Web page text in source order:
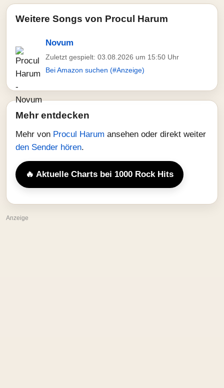
Weitere Songs von Procul Harum
Novum
Zuletzt gespielt: 03.08.2026 um 15:50 Uhr
Bei Amazon suchen (#Anzeige)
Mehr entdecken
Mehr von Procul Harum ansehen oder direkt weiter
den Sender hören.
🔥 Aktuelle Charts bei 1000 Rock Hits
Anzeige